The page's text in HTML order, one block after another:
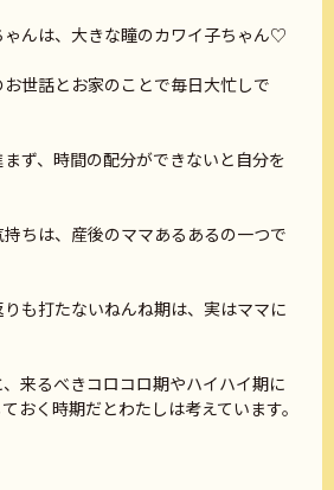
んは、大きな瞳のカワイ子ちゃん♡
世話とお家のことで毎日大忙しで
ず、時間の配分ができないと自分を
ちは、産後のママあるあるの一つで
も打たないねんね期は、実はママに
来るべきコロコロ期やハイハイ期に
おく時期だとわたしは考えています。